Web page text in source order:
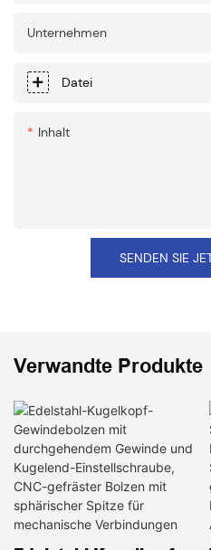
Unternehmen
Datei
Inhalt
SENDEN SIE
Verwandte Produkte